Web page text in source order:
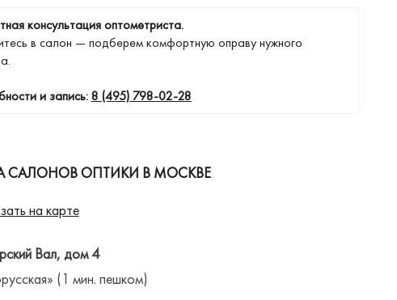
консультация оптометриста.
в салон — подберем комфортную оправу нужного
и запись:8 (495) 798-02-28
САЛОНОВ ОПТИКИ В МОСКВЕ
на карте
Вал, дом 4
(1 мин. пешком)